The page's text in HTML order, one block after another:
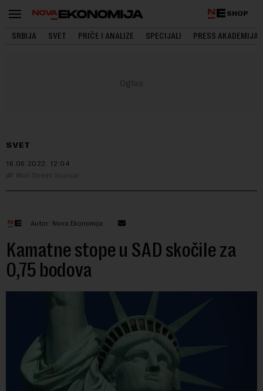
SHOP
SRBIJA SVET PRIČE I ANALIZE SPECIJALI PRESS AKADEMIJA
SVET
16.06.2022. 12:04
Wall Street Yournal
Autor: Nova Ekonomija
Kamatne stope u SAD skočile za
0,75 bodova